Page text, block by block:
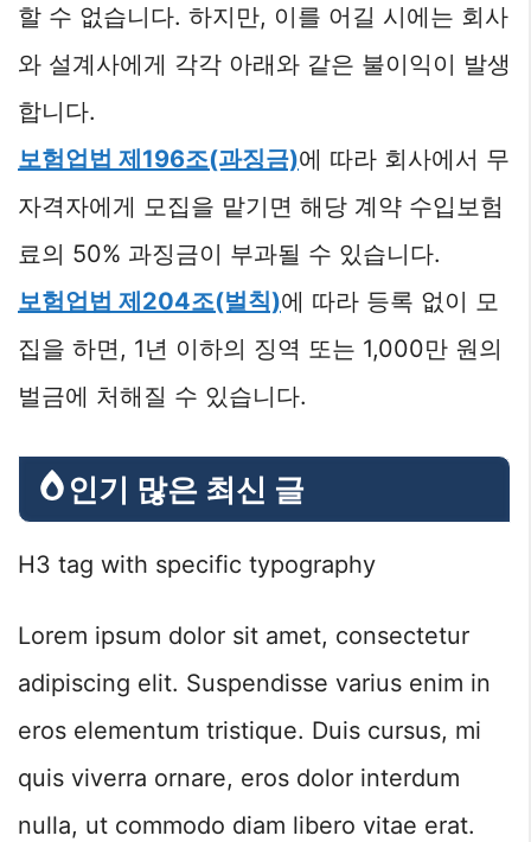
할 수 없습니다. 하지만, 이를 어길 시에는 회사
와 설계사에게 각각 아래와 같은 불이익이 발생
합니다.
보험업법 제196조(과징금)에 따라 회사에서 무
자격자에게 모집을 맡기면 해당 계약 수입보험
료의 50% 과징금이 부과될 수 있습니다.
보험업법 제204조(벌칙)에 따라 등록 없이 모
집을 하면, 1년 이하의 징역 또는 1,000만 원의
벌금에 처해질 수 있습니다.
인기 많은 최신 글
H3 tag with specific typography
Lorem ipsum dolor sit amet, consectetur
adipiscing elit. Suspendisse varius enim in
eros elementum tristique. Duis cursus, mi
quis viverra ornare, eros dolor interdum
nulla, ut commodo diam libero vitae erat.